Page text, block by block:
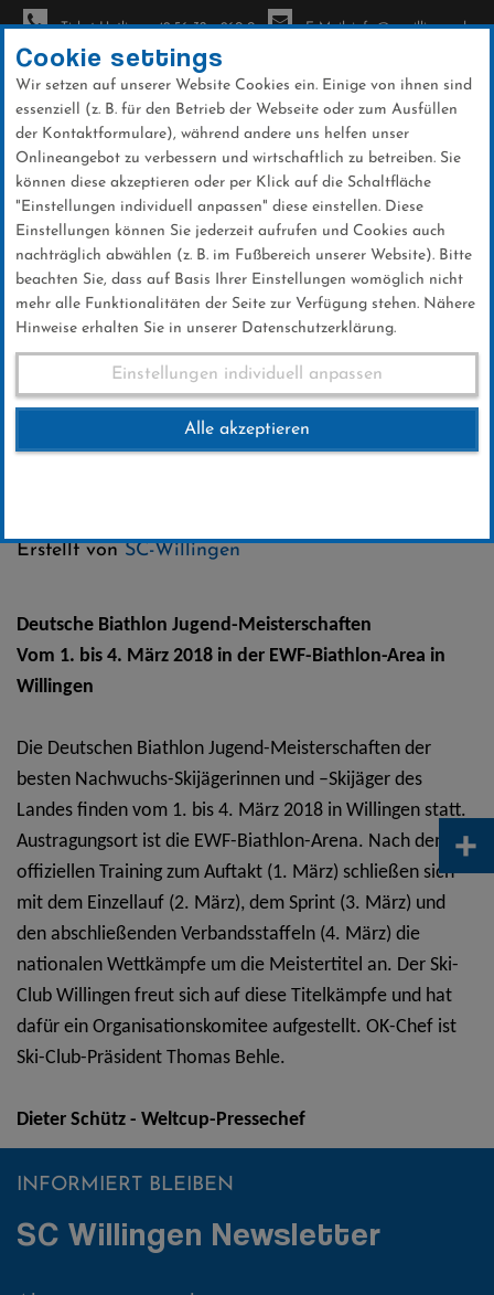
Direkt
zum
Inhalt
Ticket-Hotline: +49 56 32 - 960-0 E-Mail: info@sc-willingen.de
News
Deutsche Biathlon Jugend
Meisterschaften 2018
Erstellt vonSC-Willingen
Deutsche Biathlon Jugend-Meisterschaften
Vom 1. bis 4. März 2018 in der EWF-Biathlon-Area in
Willingen
Die Deutschen Biathlon Jugend-Meisterschaften der
besten Nachwuchs-Skijägerinnen und –Skijäger des
Landes finden vom 1. bis 4. März 2018 in Willingen statt.
Austragungsort ist die EWF-Biathlon-Arena. Nach dem
offiziellen Training zum Auftakt (1. März) schließen sich
mit dem Einzellauf (2. März), dem Sprint (3. März) und
den abschließenden Verbandsstaffeln (4. März) die
nationalen Wettkämpfe um die Meistertitel an. Der Ski-
Club Willingen freut sich auf diese Titelkämpfe und hat
dafür ein Organisationskomitee aufgestellt. OK-Chef ist
Ski-Club-Präsident Thomas Behle.
Dieter Schütz - Weltcup-Pressechef
Cookie settings
Wir setzen auf unserer Website Cookies ein. Einige von ihnen sind
essenziell (z. B. für den Betrieb der Webseite oder zum Ausfüllen
der Kontaktformulare), während andere uns helfen unser
Onlineangebot zu verbessern und wirtschaftlich zu betreiben. Sie
können diese akzeptieren oder per Klick auf die Schaltfläche
"Einstellungen individuell anpassen" diese einstellen. Diese
Einstellungen können Sie jederzeit aufrufen und Cookies auch
nachträglich abwählen (z. B. im Fußbereich unserer Website). Bitte
beachten Sie, dass auf Basis Ihrer Einstellungen womöglich nicht
mehr alle Funktionalitäten der Seite zur Verfügung stehen. Nähere
Hinweise erhalten Sie in unserer Datenschutzerklärung.
Einstellungen individuell anpassen
Alle akzeptieren
INFORMIERT BLEIBEN
SC Willingen Newsletter
+